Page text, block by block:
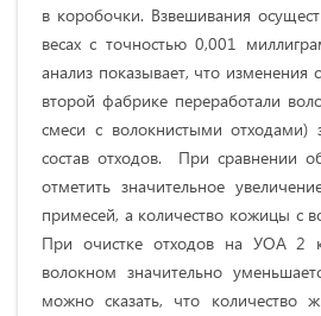
в коробочки. Взвешивания
весах с точностью 0,001
анализ показывает, что изменения
второй фабрике переработали
смеси с волокнистыми отходами)
состав отходов. При сравнении
отметить значительное
примесей, а количество кожицы с
При очистке отходов на УОА 2
волокном значительно
можно сказать, что количество